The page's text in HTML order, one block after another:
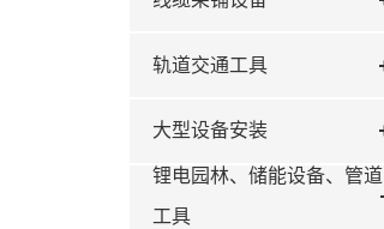
轨道交通工具
大型设备安装
锂电园林、储能设备、管道
工具